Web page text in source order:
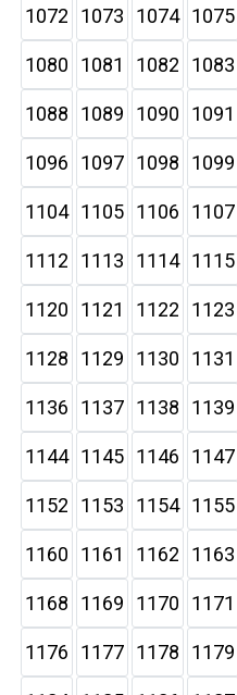
1072 1073 1074 1075
1080 1081 1082 1083
1088 1089 1090 1091
1096 1097 1098 1099
1104 1105 1106 1107
1112 1113 1114 1115
1120 1121 1122 1123
1128 1129 1130 1131
1136 1137 1138 1139
1144 1145 1146 1147
1152 1153 1154 1155
1160 1161 1162 1163
1168 1169 1170 1171
1176 1177 1178 1179